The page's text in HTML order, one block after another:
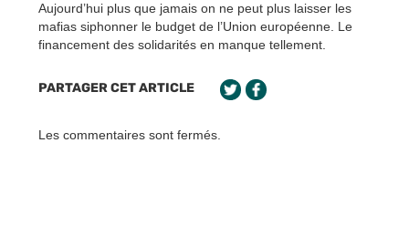
Aujourd’hui plus que jamais on ne peut plus laisser les
mafias siphonner le budget de l’Union européenne. Le
financement des solidarités en manque tellement.
PARTAGER CET ARTICLE
Les commentaires sont fermés.